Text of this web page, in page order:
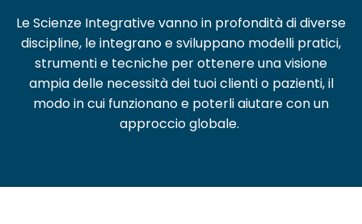
Le Scienze Integrative vanno in profondità di diverse
discipline, le integrano e sviluppano modelli pratici,
strumenti e tecniche per ottenere una visione
ampia delle necessità dei tuoi clienti o pazienti, il
modo in cui funzionano e poterli aiutare con un
approccio globale.